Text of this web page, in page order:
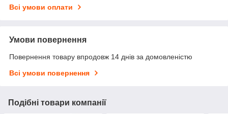
Всі умови оплати
Умови повернення
Повернення товару впродовж 14 днів за домовленістю
Всі умови повернення
Подібні товари компанії